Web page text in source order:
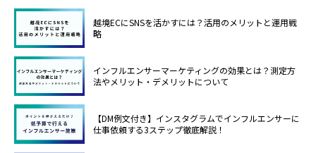
越境ECにSNSを活かすには？活用のメリットと運用戦
略
インフルエンサーマーケティングの効果とは？測定方
法やメリット・デメリットについて
【DM例文付き】インスタグラムでインフルエンサーに
仕事依頼する3ステップ徹底解説！